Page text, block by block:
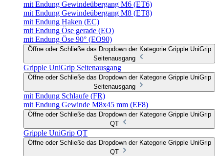
mit Endung Gewindeübergang M6 (ET6)
mit Endung Gewindeübergang M8 (ET8)
mit Endung Haken (EC)
mit Endung Öse gerade (EO)
mit Endung Öse 90° (EO90)
Öffne oder Schließe das Dropdown der Kategorie Gripple UniGrip
Seitenausgang
Gripple UniGrip Seitenausgang
Öffne oder Schließe das Dropdown der Kategorie Gripple UniGrip
Seitenausgang
mit Endung Schlaufe (FR)
mit Endung Gewinde M8x45 mm (EF8)
Öffne oder Schließe das Dropdown der Kategorie Gripple UniGrip
QT
Gripple UniGrip QT
Öffne oder Schließe das Dropdown der Kategorie Gripple UniGrip
QT